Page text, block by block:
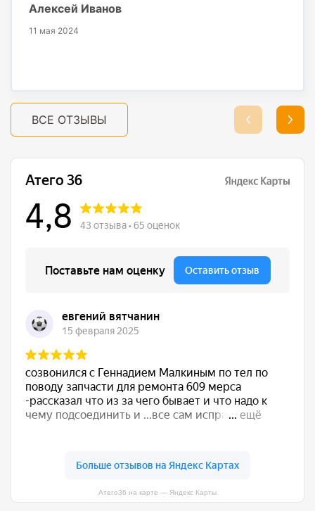
Алексей Иванов
11 мая 2024
ВСЕ ОТЗЫВЫ
Атего36 на карте — Яндекс Карты